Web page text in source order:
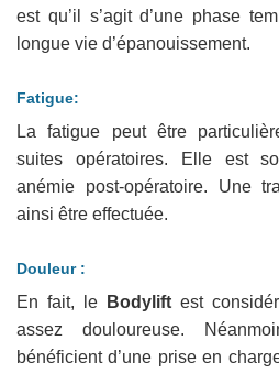
est qu’il s’agit d’une phase
longue vie d’épanouissement.
Fatigue:
La fatigue peut être
suites opératoires. Elle est
anémie post-opératoire. Une
ainsi être effectuée.
Douleur :
En fait, le Bodylift est
assez douloureuse.
bénéficient d’une prise en